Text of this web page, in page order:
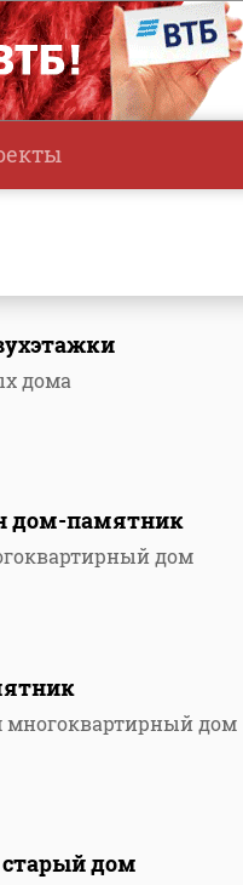
дома
дом-памятник
дом
многоквартирный дом
старый дом